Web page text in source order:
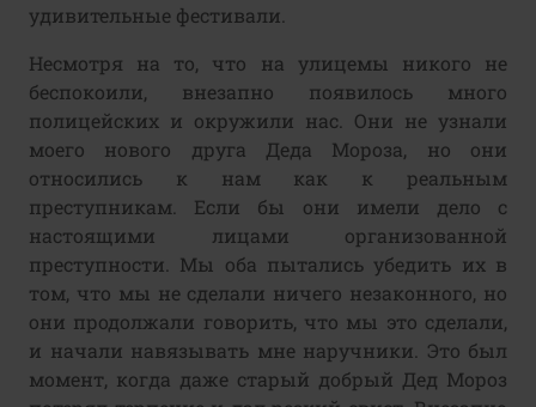
удивительные фестивали.
Несмотря на то, что на улицемы никого не
беспокоили, внезапно появилось много
полицейских и окружили нас. Они не узнали
моего нового друга Деда Мороза, но они
относились к нам как к реальным
преступникам. Если бы они имели дело с
настоящими лицами организованной
преступности. Мы оба пытались убедить их в
том, что мы не сделали ничего незаконного, но
они продолжали говорить, что мы это сделали,
и начали навязывать мне наручники. Это был
момент, когда даже старый добрый Дед Мороз